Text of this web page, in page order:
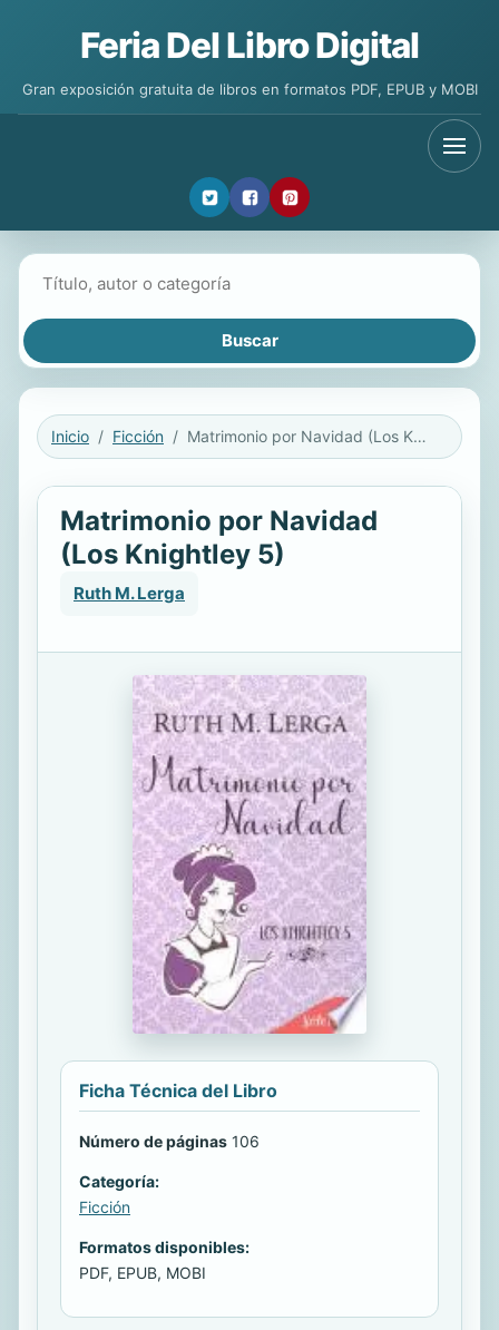
Feria Del Libro Digital
Gran exposición gratuita de libros en formatos PDF, EPUB y MOBI
Inicio Ficción Matrimonio por Navidad (Los Knightley 5)
Matrimonio por Navidad
(Los Knightley 5)
Ruth M. Lerga
Ficha Técnica del Libro
Número de páginas 106
Categoría:
Ficción
Formatos disponibles:
PDF, EPUB, MOBI